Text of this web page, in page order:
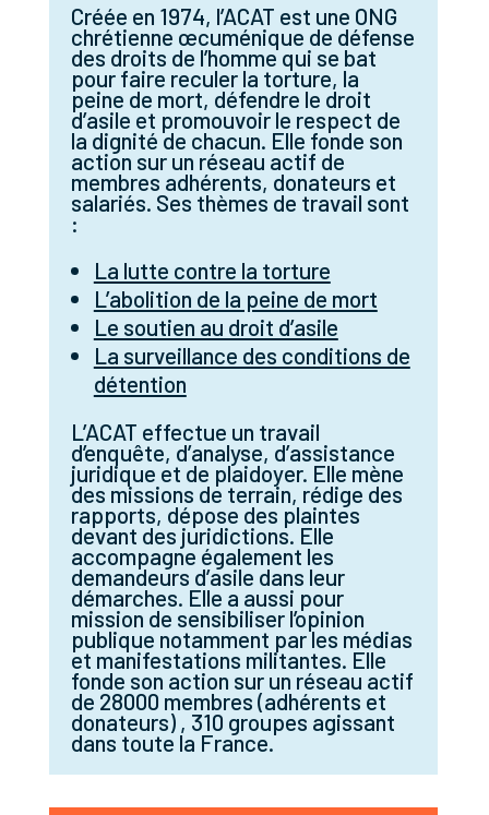
Créée en 1974, l’ACAT est une ONG
chrétienne œcuménique de défense
des droits de l’homme qui se bat
pour faire reculer la torture, la
peine de mort, défendre le droit
d’asile et promouvoir le respect de
la dignité de chacun. Elle fonde son
action sur un réseau actif de
membres adhérents, donateurs et
salariés. Ses thèmes de travail sont
:
La lutte contre la torture
L’abolition de la peine de mort
Le soutien au droit d’asile
La surveillance des conditions de
détention
L’ACAT effectue un travail
d’enquête, d’analyse, d’assistance
juridique et de plaidoyer. Elle mène
des missions de terrain, rédige des
rapports, dépose des plaintes
devant des juridictions. Elle
accompagne également les
demandeurs d’asile dans leur
démarches. Elle a aussi pour
mission de sensibiliser l’opinion
publique notamment par les médias
et manifestations militantes. Elle
fonde son action sur un réseau actif
de 28000 membres (adhérents et
donateurs) , 310 groupes agissant
dans toute la France.